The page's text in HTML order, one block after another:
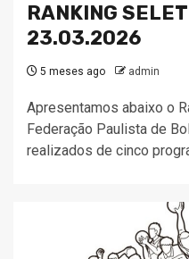
RANKING
23.03.2026
5 meses ago admin
Apresentamos abaixo o
Federação Paulista de
realizados de cinco